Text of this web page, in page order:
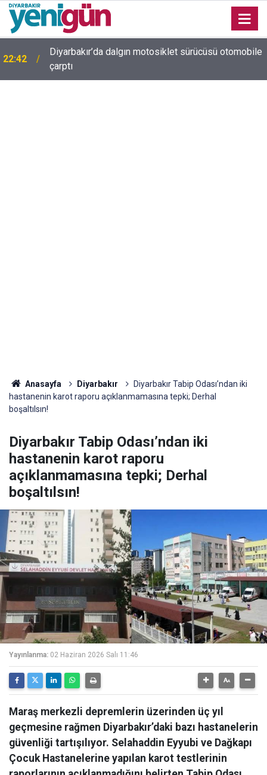
22:37
Diyarbakır trafiğinde şaşırtan görüntü: Dönüp dönüp
baktılar
Anasayfa Diyarbakır
Diyarbakır Tabip Odası’ndan iki
hastanenin karot raporu açıklanmamasına tepki; Derhal
boşaltılsın!
Diyarbakır Tabip Odası’ndan iki
hastanenin karot raporu
açıklanmamasına tepki; Derhal
boşaltılsın!
Yayınlanma: 02 Haziran 2026 Salı 11:46
Maraş merkezli depremlerin üzerinden üç yıl
geçmesine rağmen Diyarbakır’daki bazı hastanelerin
güvenliği tartışılıyor. Selahaddin Eyyubi ve Dağkapı
Çocuk Hastanelerine yapılan karot testlerinin